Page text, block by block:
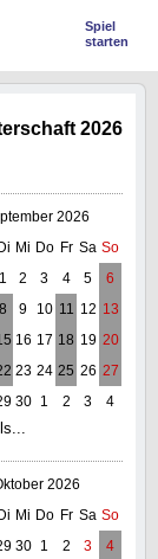
Spiel
starten
2026
2026
Di Mi Do Fr Sa So
1 2 3 4 5
6
8 9 10 11 12 13
16 17 18 19 20
23 24 25 26 27
30 1 2 3 4
2026
Di Mi Do Fr Sa So
30 1 2 3
4